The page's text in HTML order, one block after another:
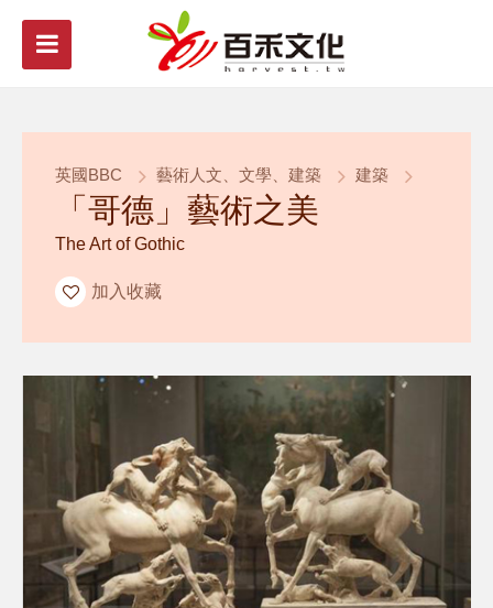
英國BBC 藝術人文、文學、建築 建築
「哥德」藝術之美
The Art of Gothic
加入收藏